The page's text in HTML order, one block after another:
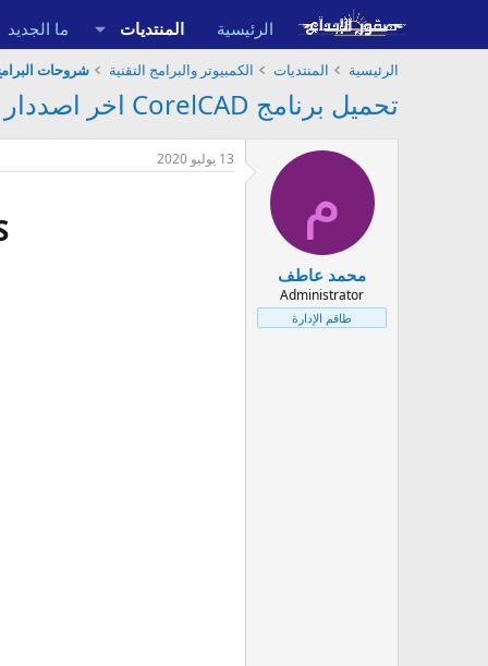
الرئيسية المنتديات ما الجديد
الرئيسية المنتديات الكمبيوتر والبرامج التقنية شروحات
تحميل برنامج CorelCAD اخر اصددار 2027 برابط مباشر لجميع الانظمة
م
محمد عاطف
Administrator
طاقم الإدارة
13 يوليو 2020